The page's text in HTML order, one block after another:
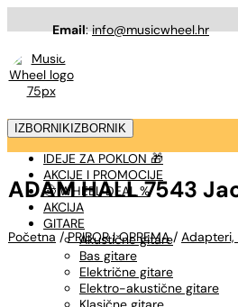
Email: info@musicwheel.hr
IZBORNIK IZBORNIK
IDEJE ZA POKLON 🎁
AKCIJE I PROMOCIJE
🤠 WHEEL DEAL %
AKCIJA
GITARE
Akustične gitare
Bas gitare
Električne gitare
Elektro-akustične gitare
ADAM HALL 7543
Početna /PRIBOR I OPREMA/ Adapteri,